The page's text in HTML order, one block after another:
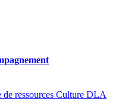
de ressources Culture DLA